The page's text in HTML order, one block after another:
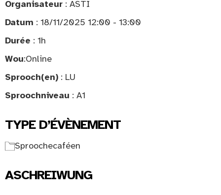
Organisateur : ASTI
Datum : 18/11/2025 12:00 - 13:00
Durée : 1h
Wou:Online
Sprooch(en) : LU
Sproochniveau : A1
TYPE D’ÉVÈNEMENT
Sproochecaféen
ASCHREIWUNG